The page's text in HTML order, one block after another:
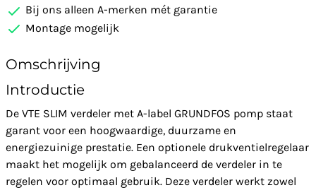
Bij ons alleen A-merken mét garantie
Montage mogelijk
Omschrijving
Introductie
De VTE SLIM verdeler met A-label GRUNDFOS pomp staat
garant voor een hoogwaardige, duurzame en
energiezuinige prestatie. Een optionele drukventielregelaar
maakt het mogelijk om gebalanceerd de verdeler in te
regelen voor optimaal gebruik. Deze verdeler werkt zowel